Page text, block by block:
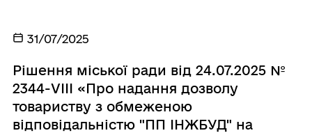
31/07/2025
Рішення міської ради від 24.07.2025 №
2344-VІІІ «Про надання дозволу
товариству з обмеженою
відповідальністю "ПП ІНЖБУД" на